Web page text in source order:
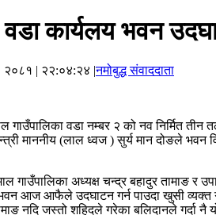
कार्यलय भवन
२०८१ | २२:०४:२४ |नमोबुद्ध संवाददाता
गाउँपालिका वडा नम्बर २ को नव निर्मित
माननीय (लाल ध्वज ) सुर्य मान दोङले भवन
गाउँपालिका अध्यक्ष चन्द्र बहादुर तामाङ र
आज आफैले उदघाटन गर्न पाउदा खुसी व्यक्त
नदि जस्तो शहिदले गरेका बलिदानले गर्दा नै